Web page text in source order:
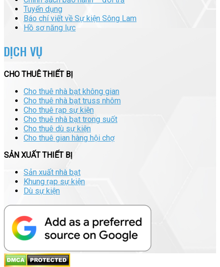
Tuyển dụng
Báo chí viết về Sự kiện Sông Lam
Hồ sơ năng lực
DỊCH VỤ
CHO THUÊ THIẾT BỊ
Cho thuê nhà bạt không gian
Cho thuê nhà bạt truss nhôm
Cho thuê rạp sự kiện
Cho thuê nhà bạt trong suốt
Cho thuê dù sự kiện
Cho thuê gian hàng hội chợ
SẢN XUẤT THIẾT BỊ
Sản xuất nhà bạt
Khung rạp sự kiện
Dù sự kiện